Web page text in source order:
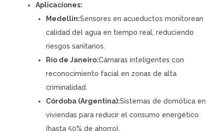
Aplicaciones:
Medellín:Sensores en acueductos monitorean
calidad del agua en tiempo real, reduciendo
riesgos sanitarios.
Río de Janeiro:Cámaras inteligentes con
reconocimiento facial en zonas de alta
criminalidad.
Córdoba (Argentina):Sistemas de domótica en
viviendas para reducir el consumo energético
(hasta 50% de ahorro).